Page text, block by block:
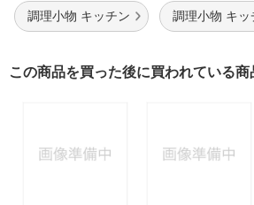
調理小物 キッチン 調理小物 キッ
この商品を買った後に買われている商